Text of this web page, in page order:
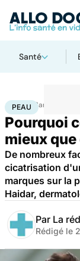
Santé
Accueil Santé
PEAU
Pourquoi
mieux
De nombreux
cicatrisation
marques sur la
Haidar,
Par La
Rédigé le